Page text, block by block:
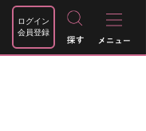
ログイン
会員登録